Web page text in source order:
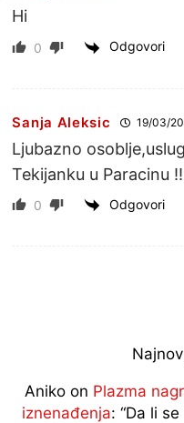
Hi
0 Odgovori
Sanja Aleksic 19/03/
Ljubazno
Tekijanku u Paracinu
0 Odgovori
Anikoon Plazma
iznenađenja: “Da li